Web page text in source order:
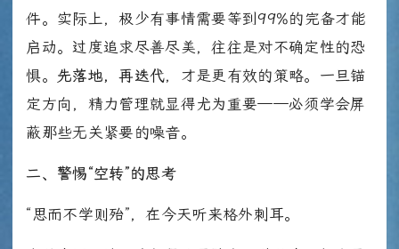
件。实际上，极少有事情需要等到99%的完备才能
启动。过度追求尽善尽美，往往是对不确定性的恐
惧。 先落地，再迭代，才是更有效的策略。一旦锚
定方向，精力管理就显得尤为重要——必须学会屏
蔽那些无关紧要的噪音。
二、警惕“空转”的思考
“思而不学则殆”，在今天听来格外刺耳。